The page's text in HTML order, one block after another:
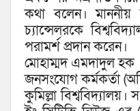
কথা বলেন। মাননীয়
চ্যান্সেলরকে
পরামর্শ প্রদান করেন।
মোহাম্মদ এমদাদুল হক
জনসংযোগ কর্মকর্তা
কুমিল্লা